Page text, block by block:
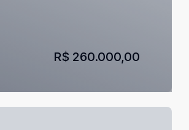
R$ 260.000,00